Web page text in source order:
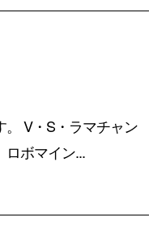
V・S・ラマチャン
ロボマイン...